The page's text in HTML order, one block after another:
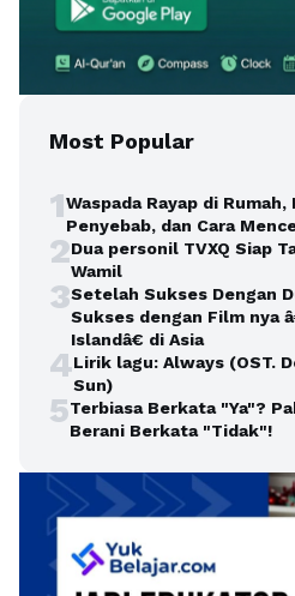
Most Popular
1Waspada Rayap di Rumah,
Penyebab, dan Cara
2Dua personil TVXQ Siap
Wamil
3Setelah Sukses Dengan
Sukses dengan Film nya
Islandâ€ di Asia
4Lirik lagu: Always (OST.
Sun)
5Terbiasa Berkata "Ya"?
Berani Berkata "Tidak"!